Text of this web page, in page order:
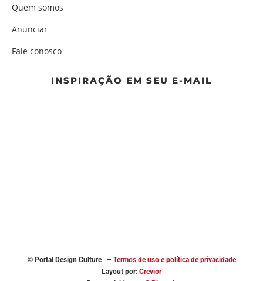
Quem somos
Anunciar
Fale conosco
INSPIRAÇÃO EM SEU E-MAIL
© Portal Design Culture – Termos de uso e política de privacidade
Layout por: Crevior